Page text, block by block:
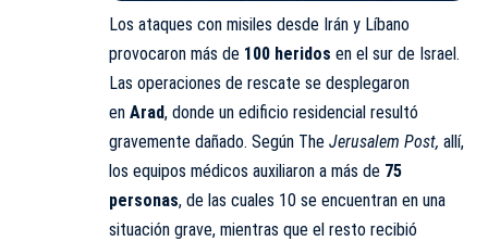
Los ataques con misiles desde Irán y Líbano
provocaron más de 100 heridos en el sur de Israel.
Las operaciones de rescate se desplegaron
en Arad, donde un edificio residencial resultó
gravemente dañado. Según The Jerusalem Post, allí,
los equipos médicos auxiliaron a más de 75
personas, de las cuales 10 se encuentran en una
situación grave, mientras que el resto recibió